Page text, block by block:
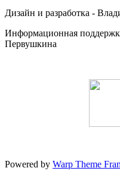
Дизайн и разработка -
Информационная
Первушкина
Powered by Warp Theme